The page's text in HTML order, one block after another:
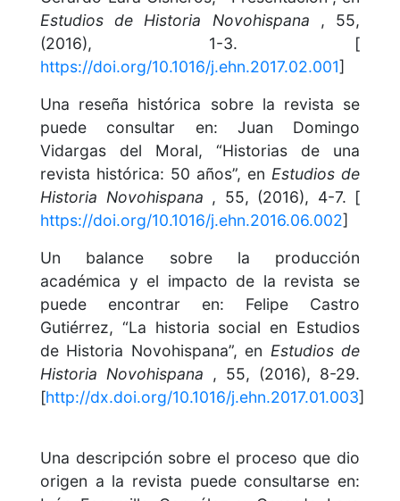
Estudios de Historia Novohispana , 55,
(2016), 1-3. [
https://doi.org/10.1016/j.ehn.2017.02.001]
Una reseña histórica sobre la revista se
puede consultar en: Juan Domingo
Vidargas del Moral, “Historias de una
revista histórica: 50 años”, en Estudios de
Historia Novohispana , 55, (2016), 4-7. [
https://doi.org/10.1016/j.ehn.2016.06.002]
Un balance sobre la producción
académica y el impacto de la revista se
puede encontrar en: Felipe Castro
Gutiérrez, “La historia social en Estudios
de Historia Novohispana”, en Estudios de
Historia Novohispana , 55, (2016), 8-29.
[http://dx.doi.org/10.1016/j.ehn.2017.01.003]
Una descripción sobre el proceso que dio
origen a la revista puede consultarse en: